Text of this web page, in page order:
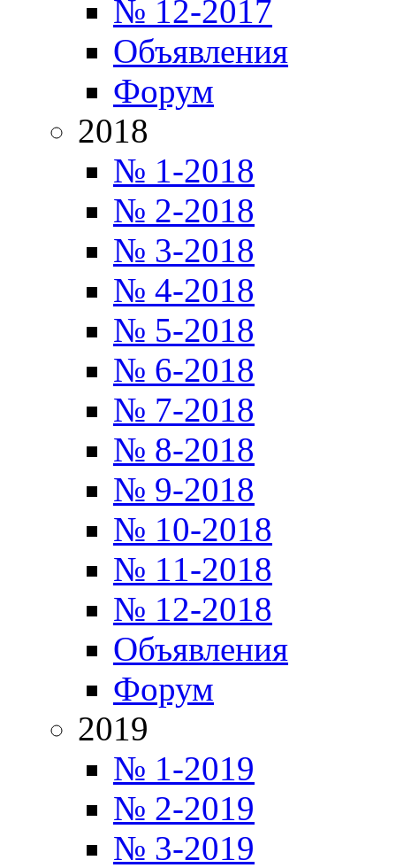
№ 12-2017
Объявления
Форум
2018
№ 1-2018
№ 2-2018
№ 3-2018
№ 4-2018
№ 5-2018
№ 6-2018
№ 7-2018
№ 8-2018
№ 9-2018
№ 10-2018
№ 11-2018
№ 12-2018
Объявления
Форум
2019
№ 1-2019
№ 2-2019
№ 3-2019